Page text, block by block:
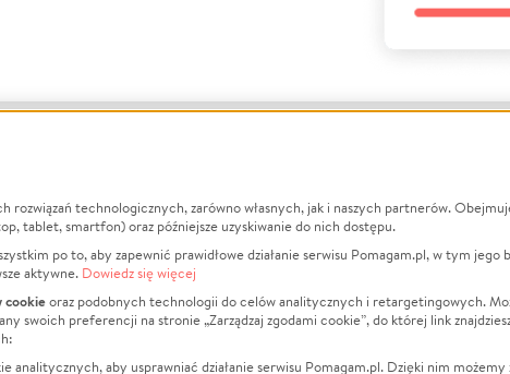
Informacje
Jak to działa?
Regulamin
Polityka Prywatności
O nas
Opinie
Raporty
Za darmo
rozwiązań technologicznych, zarówno własnych, jak i naszych partnerów.
tablet, smartfon) oraz późniejsze uzyskiwanie do nich dostępu.
po to, aby zapewnić prawidłowe działanie serwisu Pomagam.pl, w tym
aktywne. Dowiedz się więcej
cookieoraz podobnych technologii do celów analitycznych i retargetingowych.
swoich preferencji na stronie „Zarządzaj zgodami cookie”, do której link
analitycznych, aby usprawniać działanie serwisu Pomagam.pl. Dzięki nim